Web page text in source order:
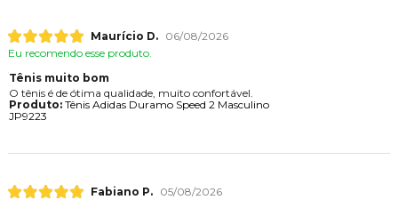
Maurício D.
06/08/2026
Eu recomendo esse produto.
Tênis muito bom
O tênis é de ótima qualidade, muito confortável.
Produto:Tênis Adidas Duramo Speed 2 Masculino
JP9223
Fabiano P.
05/08/2026